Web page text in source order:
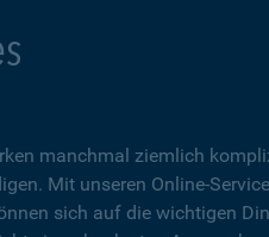
manchmal ziemlich
Mit unseren Online-
sich auf die wichtigen